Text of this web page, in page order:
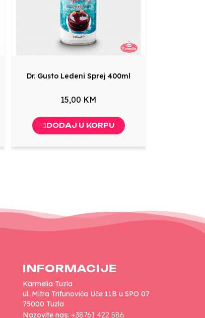
Dr. Gusto Ledeni Sprej 400ml
15,00 KM
DODAJ U KORPU
INFORMACIJE
Karmelia Tuzla
ul. Mitra Trifunovića Uče 11B u SPO 07
75000 Tuzla
Nazovite nas: +38761 422 586